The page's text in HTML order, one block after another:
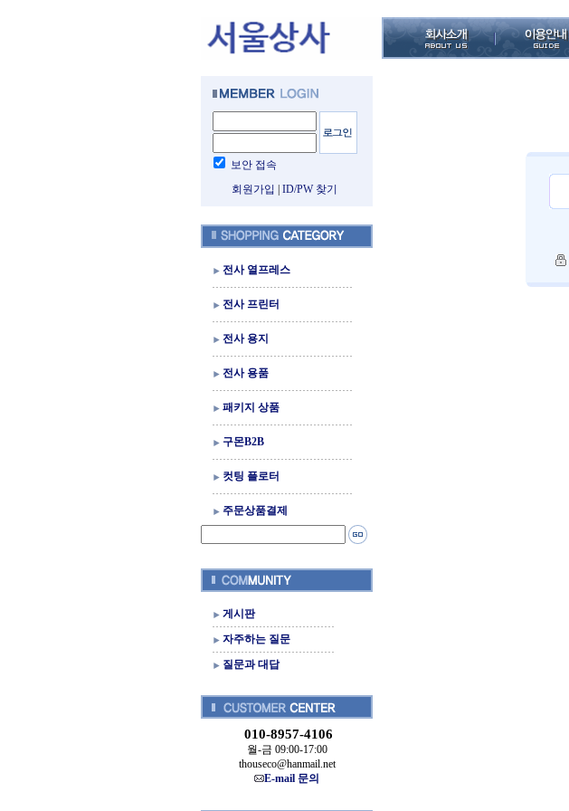
보안 접속
회원가입
ID/PW 찾기
전사 열프레스
전사 프린터
전사 용지
전사 용품
패키지 상품
구몬B2B
컷팅 플로터
주문상품결제
게시판
자주하는 질문
질문과 대답
010-8957-4106
월-금 09:00-17:00
thouseco@hanmail.net
E-mail 문의